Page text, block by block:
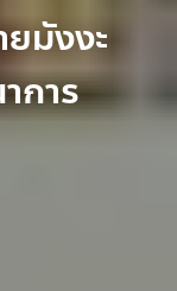
ยมังงะ
การ